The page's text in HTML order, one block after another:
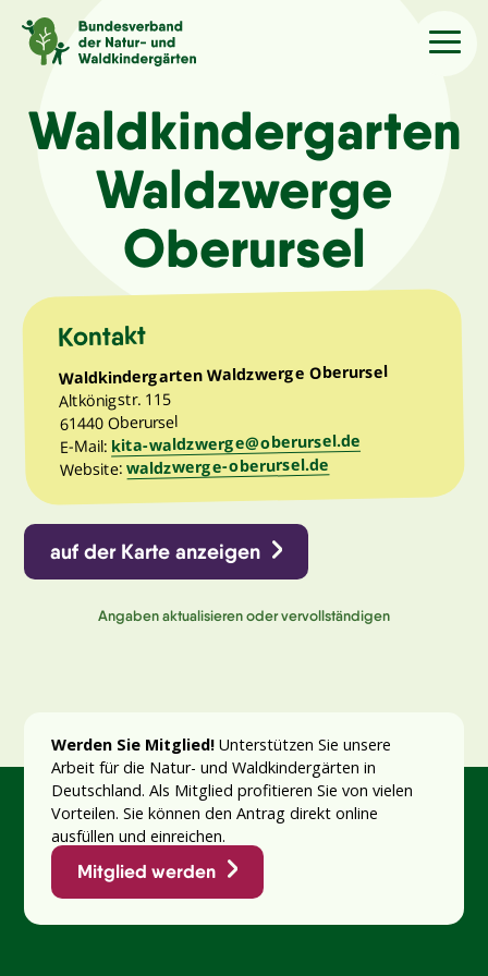
Sprache/Language
Aktuelles
Kindergärten
Angebote
Kontakt
Waldkindergarten
Waldzwerge
Oberursel
Kontakt
Waldkindergarten Waldzwerge Oberursel
Altkönigstr. 115
61440 Oberursel
E-Mail: kita-waldzwerge@oberursel.de
Website:waldzwerge-oberursel.de
auf der Karte anzeigen
Angaben aktualisieren oder vervollständigen
Werden Sie Mitglied!Unterstützen Sie unsere
Arbeit für die Natur- und Waldkindergärten in
Deutschland. Als Mitglied profitieren Sie von vielen
Vorteilen. Sie können den Antrag direkt online
ausfüllen und einreichen.
Mitglied werden